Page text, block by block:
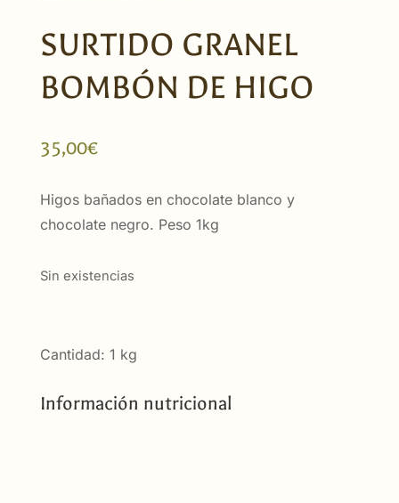
SURTIDO GRANEL
BOMBÓN DE HIGO
35,00€
Higos bañados en chocolate blanco y
chocolate negro. Peso 1kg
Sin existencias
Cantidad: 1 kg
Información nutricional